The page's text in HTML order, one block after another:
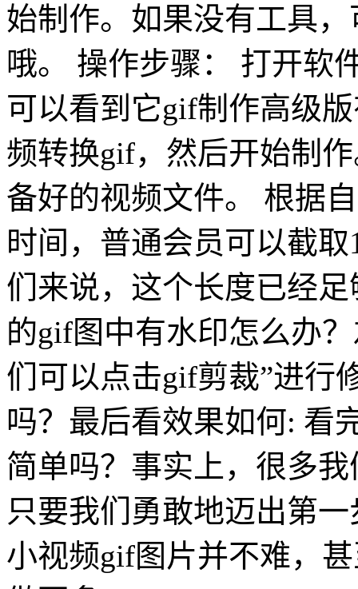
始制作。如果没有工具
哦。 操作步骤： 打开软
可以看到它gif制作高级
频转换gif，然后开始制
备好的视频文件。 根据
时间，普通会员可以截
们来说，这个长度已经
的gif图中有水印怎么办
们可以点击gif剪裁”进行
吗？最后看效果如何: 看
简单吗？事实上，很多
只要我们勇敢地迈出第
小视频gif图片并不难，